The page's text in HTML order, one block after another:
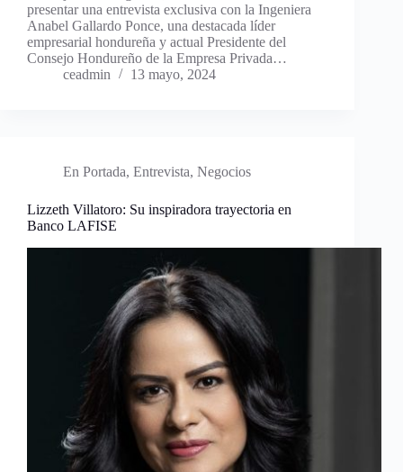
presentar una entrevista exclusiva con la Ingeniera
Anabel Gallardo Ponce, una destacada líder
empresarial hondureña y actual Presidente del
Consejo Hondureño de la Empresa Privada…
ceadmin
13 mayo, 2024
En Portada, Entrevista, Negocios
Lizzeth Villatoro: Su inspiradora trayectoria en
Banco LAFISE